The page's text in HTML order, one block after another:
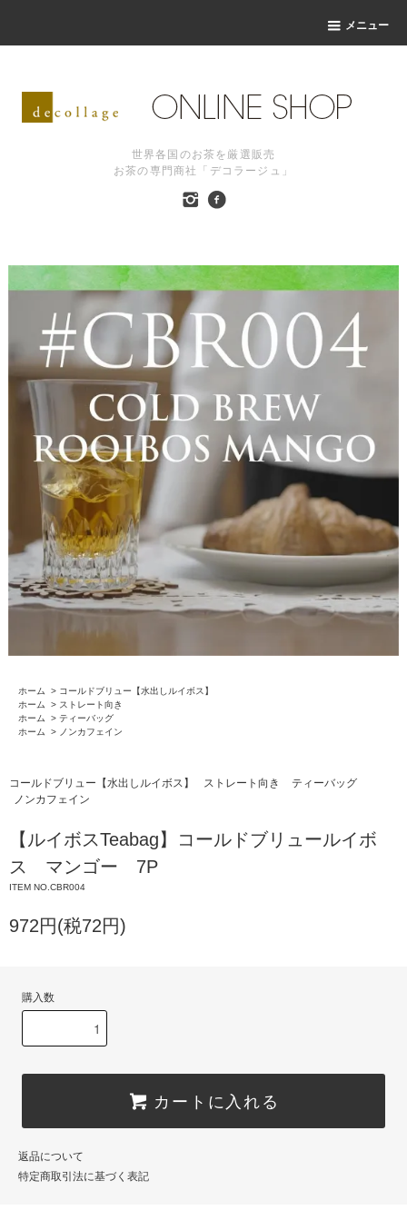
メニュー
世界各国のお茶を厳選販売
お茶の専門商社「デコラージュ」
ホーム > コールドブリュー【水出しルイボス】
ホーム
> ストレート向き
ホーム
> ティーバッグ
ホーム
> ノンカフェイン
コールドブリュー【水出しルイボス】 ストレート向き
ティーバッグ
ノンカフェイン
【ルイボスTeabag】コールドブリュールイボ
ス マンゴー 7P
ITEM NO.CBR004
972円(税72円)
購入数
カートに入れる
返品について
特定商取引法に基づく表記